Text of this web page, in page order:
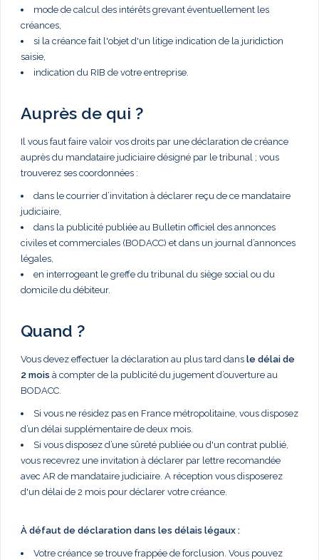
mode de calcul des intérêts grevant éventuellement les
créances,
si la créance fait l'objet d'un litige indication de la juridiction
saisie,
indication du RIB de votre entreprise.
Auprès de qui ?
Il vous faut faire valoir vos droits par une déclaration de créance
auprès du mandataire judiciaire désigné par le tribunal ; vous
trouverez ses coordonnées :
dans le courrier d’invitation à déclarer reçu de ce mandataire
judiciaire,
dans la publicité publiée au Bulletin officiel des annonces
civiles et commerciales (BODACC) et dans un journal d’annonces
légales,
en interrogeant le greffe du tribunal du siège social ou du
domicile du débiteur.
Quand ?
Vous devez effectuer la déclaration au plus tard dans le délai de
2 mois à compter de la publicité du jugement d’ouverture au
BODACC.
Si vous ne résidez pas en France métropolitaine, vous disposez
d’un délai supplémentaire de deux mois.
Si vous disposez d’une sûreté publiée ou d'un contrat publié,
vous recevrez une invitation à déclarer par lettre recomandée
avec AR de mandataire judiciaire. A réception vous disposerez
d'un délai de 2 mois pour déclarer votre créance.
À défaut de déclaration dans les délais légaux :
Votre créance se trouve frappée de forclusion. Vous pouvez